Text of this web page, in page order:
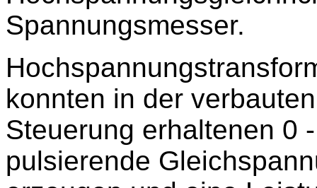
Spannungsmesser.
konnten in der
Steuerung erhaltenen 0
pulsierende